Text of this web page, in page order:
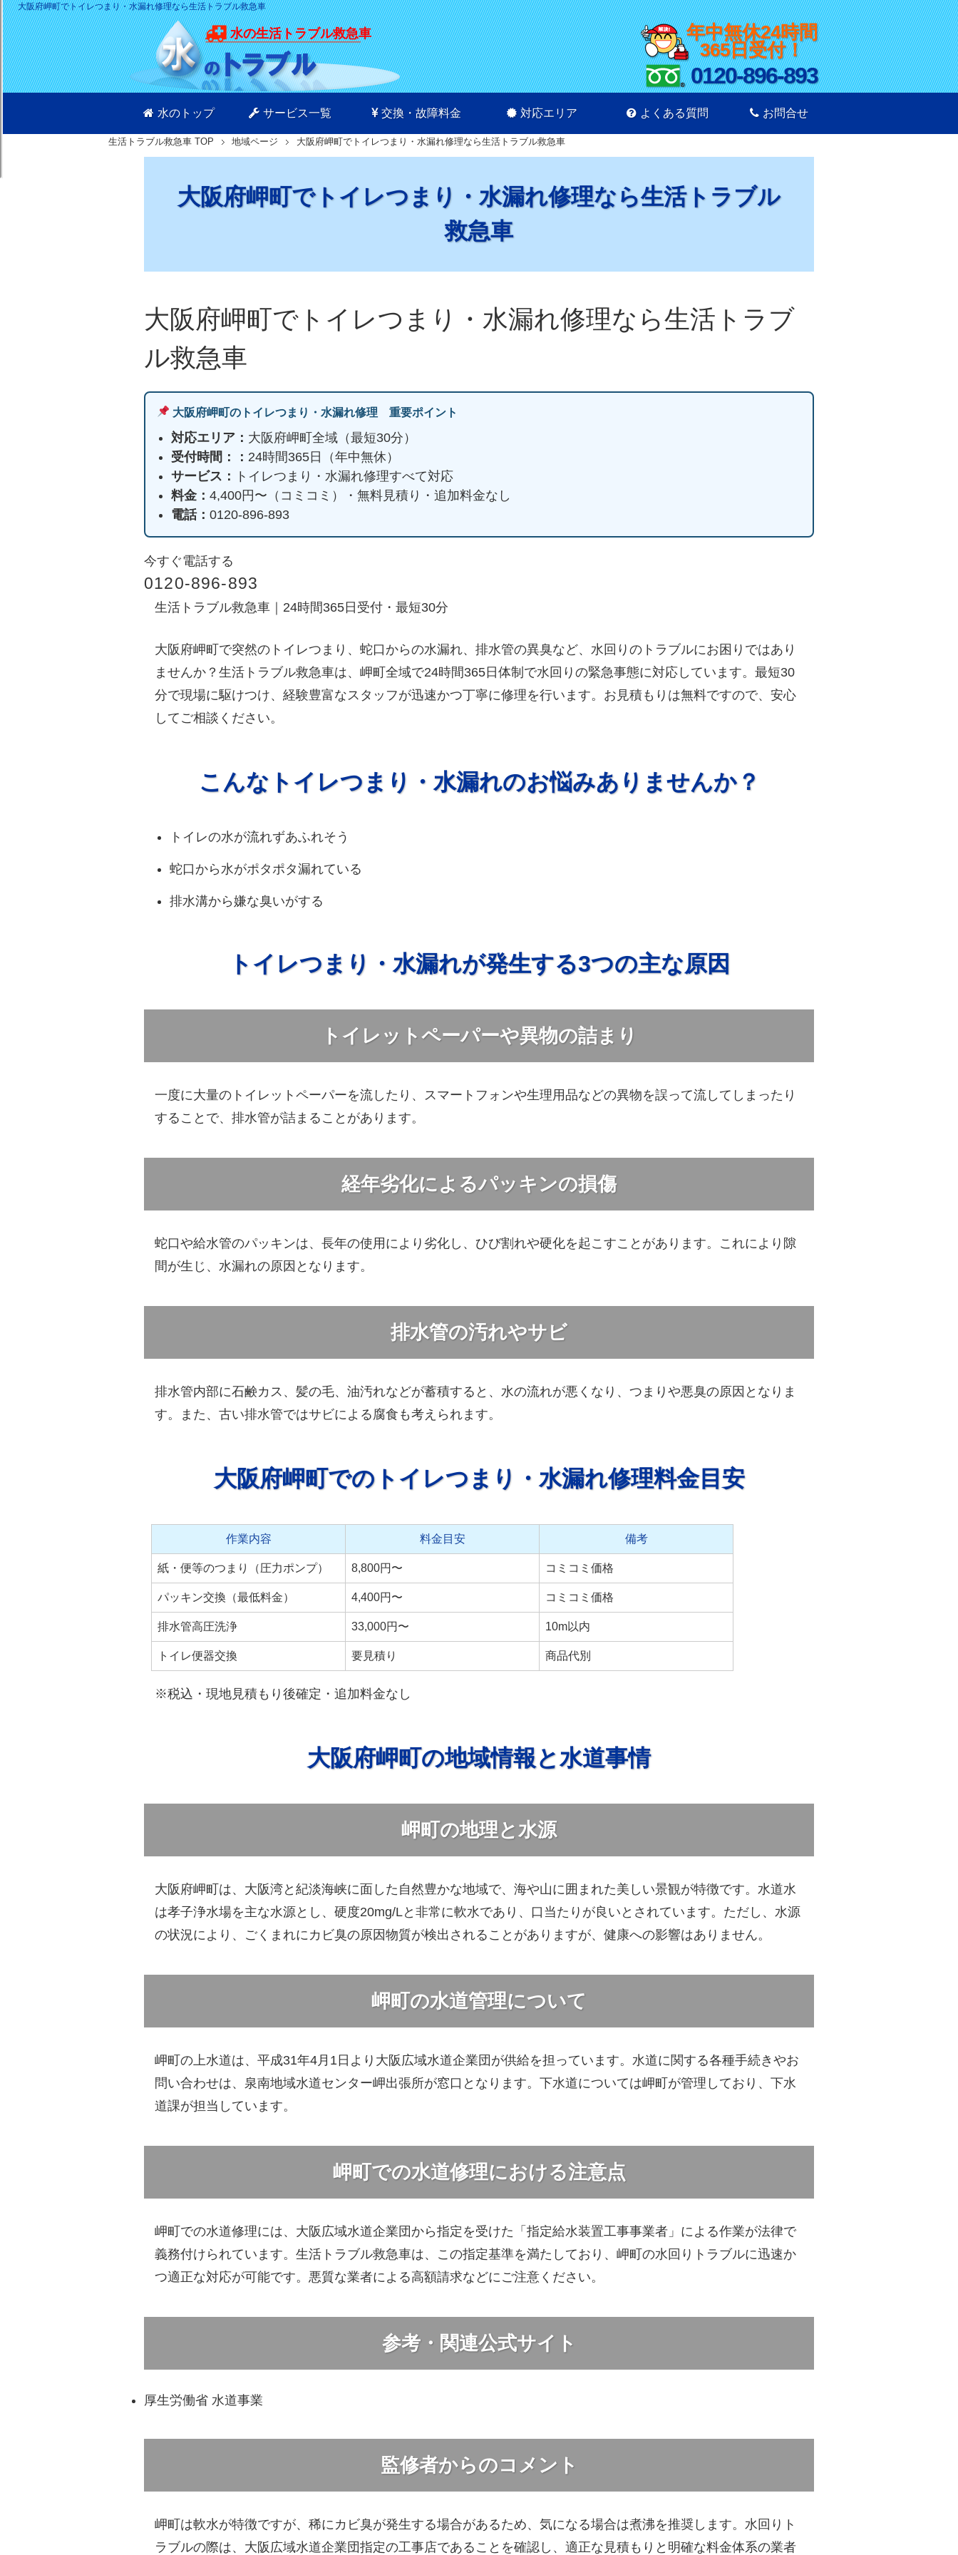
大阪府岬町でトイレつまり・水漏れ修理なら生活トラブル救急車
水の生活トラブル救急車
年中無休24時間
365日受付！
0120-896-893
水のトップ サービス一覧 交換・故障料金 対応エリア よくある質問 お問合せ
生活トラブル救急車 TOP 地域ページ 大阪府岬町でトイレつまり・水漏れ修理なら生活トラブル救急車
大阪府岬町でトイレつまり・水漏れ修理なら生活トラブル
救急車
大阪府岬町でトイレつまり・水漏れ修理なら生活トラブ
ル救急車
大阪府岬町のトイレつまり・水漏れ修理 重要ポイント
対応エリア： 大阪府岬町全域（最短30分）
受付時間：： 24時間365日（年中無休）
サービス：
トイレつまり・水漏れ修理すべて対応
料金： 4,400円〜（コミコミ）・無料見積り・追加料金なし
電話： 0120-896-893
今すぐ電話する
0120-896-893
生活トラブル救急車｜24時間365日受付・最短30分
大阪府岬町で突然のトイレつまり、蛇口からの水漏れ、排水管の異臭など、水回りのトラブルにお困りではあり
ませんか？生活トラブル救急車は、岬町全域で24時間365日体制で水回りの緊急事態に対応しています。最短30
分で現場に駆けつけ、経験豊富なスタッフが迅速かつ丁寧に修理を行います。お見積もりは無料ですので、安心
してご相談ください。
こんなトイレつまり・水漏れのお悩みありませんか？
トイレの水が流れずあふれそう
蛇口から水がポタポタ漏れている
排水溝から嫌な臭いがする
トイレつまり・水漏れが発生する3つの主な原因
トイレットペーパーや異物の詰まり
一度に大量のトイレットペーパーを流したり、スマートフォンや生理用品などの異物を誤って流してしまったり
することで、排水管が詰まることがあります。
経年劣化によるパッキンの損傷
蛇口や給水管のパッキンは、長年の使用により劣化し、ひび割れや硬化を起こすことがあります。これにより隙
間が生じ、水漏れの原因となります。
排水管の汚れやサビ
排水管内部に石鹸カス、髪の毛、油汚れなどが蓄積すると、水の流れが悪くなり、つまりや悪臭の原因となりま
す。また、古い排水管ではサビによる腐食も考えられます。
大阪府岬町でのトイレつまり・水漏れ修理料金目安
作業内容 料金目安 備考
紙・便等のつまり（圧力ポンプ） 8,800円〜 コミコミ価格
パッキン交換（最低料金） 4,400円〜 コミコミ価格
排水管高圧洗浄 33,000円〜 10m以内
トイレ便器交換 要見積り 商品代別
※税込・現地見積もり後確定・追加料金なし
大阪府岬町の地域情報と水道事情
岬町の地理と水源
大阪府岬町は、大阪湾と紀淡海峡に面した自然豊かな地域で、海や山に囲まれた美しい景観が特徴です。水道水
は孝子浄水場を主な水源とし、硬度20mg/Lと非常に軟水であり、口当たりが良いとされています。ただし、水源
の状況により、ごくまれにカビ臭の原因物質が検出されることがありますが、健康への影響はありません。
岬町の水道管理について
岬町の上水道は、平成31年4月1日より大阪広域水道企業団が供給を担っています。水道に関する各種手続きやお
問い合わせは、泉南地域水道センター岬出張所が窓口となります。下水道については岬町が管理しており、下水
道課が担当しています。
岬町での水道修理における注意点
岬町での水道修理には、大阪広域水道企業団から指定を受けた「指定給水装置工事事業者」による作業が法律で
義務付けられています。生活トラブル救急車は、この指定基準を満たしており、岬町の水回りトラブルに迅速か
つ適正な対応が可能です。悪質な業者による高額請求などにご注意ください。
参考・関連公式サイト
厚生労働省 水道事業
監修者からのコメント
岬町は軟水が特徴ですが、稀にカビ臭が発生する場合があるため、気になる場合は煮沸を推奨します。水回りト
ラブルの際は、大阪広域水道企業団指定の工事店であることを確認し、適正な見積もりと明確な料金体系の業者